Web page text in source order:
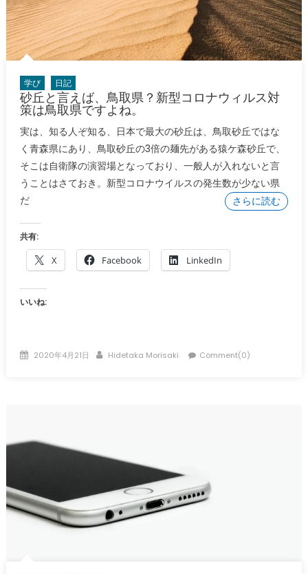
学び 日記
砂丘と言えば、鳥取県？新型コロナウィルス対
策は鳥取県ですよね。
実は、知る人ぞ知る、日本で最大の砂丘は、鳥取砂丘ではな
く青森県にあり、鳥取砂丘の3倍の麺先がある猿ケ森砂丘で、
そこは自衛隊の演習場となっており、一般人が入れないと言
うことはさておき。新型コロナウイルスの発生数が少ない県
だ
さらに読む
共有:
X Facebook LinkedIn
いいね:
Posted
2020年4月21日 Author
Hidetaka Morisaki Comment(0)